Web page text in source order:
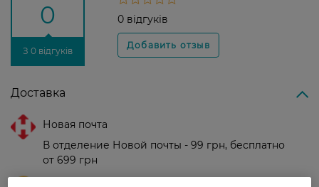
0
З 0 відгуків
0 відгуків
Доставка
Новая почта
В отделение Новой почты - 99 грн, бесплатно
от 699 грн